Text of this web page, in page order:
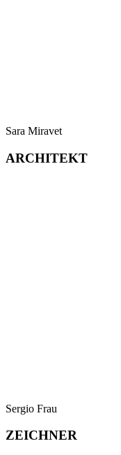
Sara Miravet
ARCHITEKT
Sergio Frau
ZEICHNER